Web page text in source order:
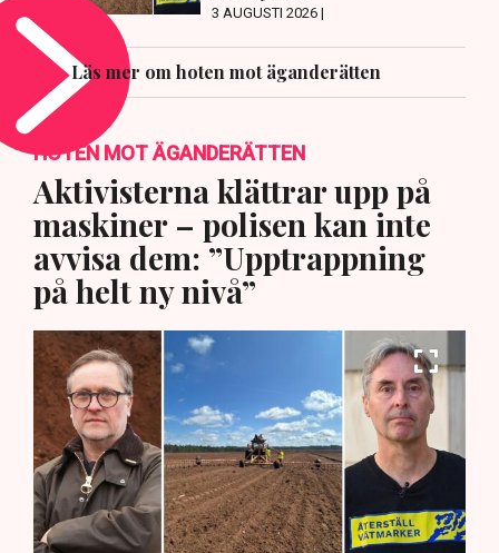
3 AUGUSTI 2026 |
Läs mer om hoten mot äganderätten
HOTEN MOT ÄGANDERÄTTEN
Aktivisterna klättrar upp på
maskiner – polisen kan inte
avvisa dem: ”Upptrappning
på helt ny nivå”